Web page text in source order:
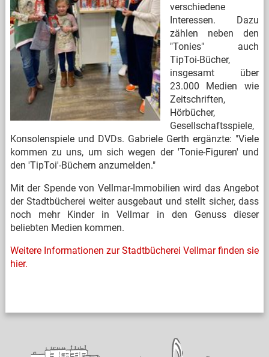
verschiedene
Interessen. Dazu
zählen neben den
"Tonies" auch
TipToi-Bücher,
insgesamt über
23.000 Medien wie
Zeitschriften,
Hörbücher,
Gesellschaftsspiele,
Konsolenspiele und DVDs. Gabriele Gerth ergänzte: "Viele
kommen zu uns, um sich wegen der 'Tonie-Figuren' und
den 'TipToi'-Büchern anzumelden."
Mit der Spende von Vellmar-Immobilien wird das Angebot
der Stadtbücherei weiter ausgebaut und stellt sicher, dass
noch mehr Kinder in Vellmar in den Genuss dieser
beliebten Medien kommen.
Weitere Informationen zur Stadtbücherei Vellmar finden sie
hier.